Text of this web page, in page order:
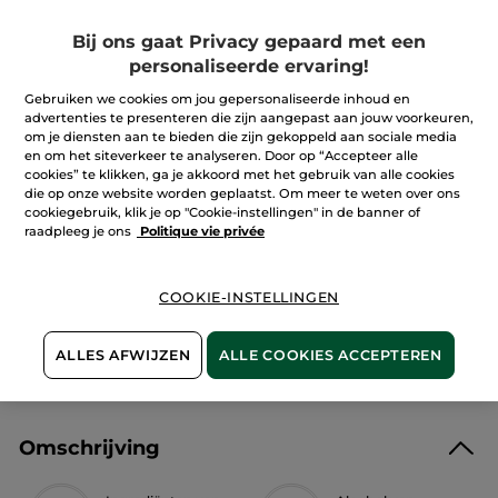
Lees
reviews.
Comme
Evidence
Eau
de
Parfum
Aantal
IN WINKELMANDJE
Bezorging vanaf 12/08
Veilige betaling
Algemene Voorwaarden
Klantenrecensies
LEES KLANTENRECENSIES REGLEMENT
Omschrijving
Bij ons gaat Privacy gepaard met een
personaliseerde ervaring!
Gebruiken we cookies om jou gepersonaliseerde inhoud en
advertenties te presenteren die zijn aangepast aan jouw voorkeuren,
om je diensten aan te bieden die zijn gekoppeld aan sociale media
en om het siteverkeer te analyseren. Door op “Accepteer alle
cookies” te klikken, ga je akkoord met het gebruik van alle cookies
die op onze website worden geplaatst. Om meer te weten over ons
cookiegebruik, klik je op "Cookie-instellingen" in de banner of
raadpleeg je ons
Politique vie privée
COOKIE-INSTELLINGEN
ALLES AFWIJZEN ALLE COOKIES ACCEPTEREN